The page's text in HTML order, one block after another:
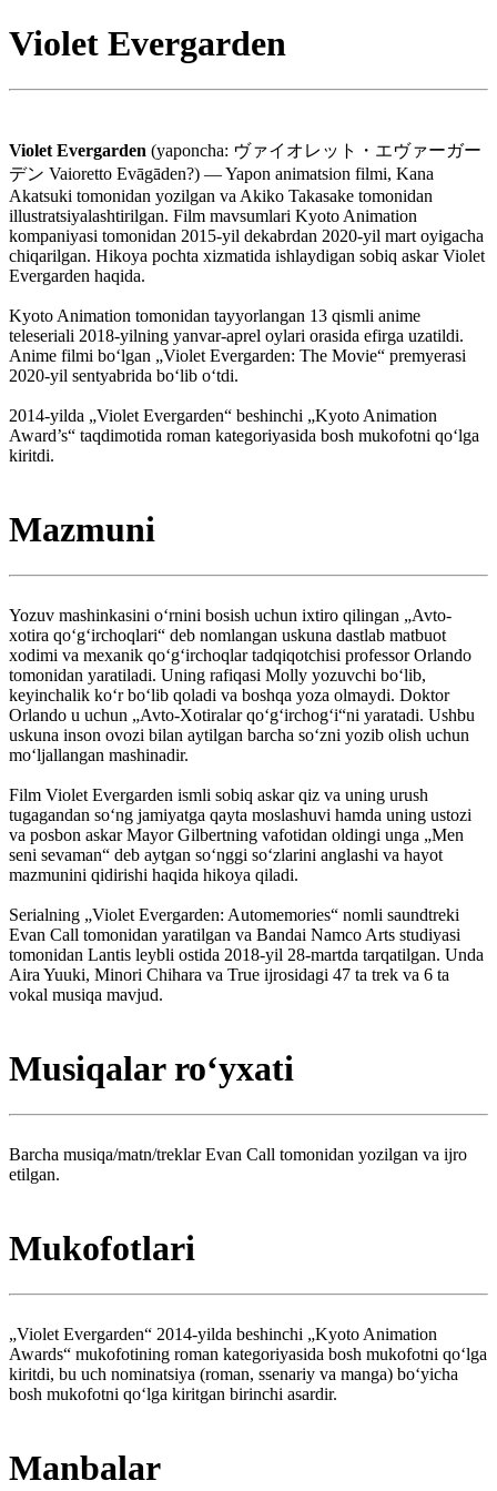
Violet Evergarden
Violet Evergarden (yaponcha: ヴァイオレット・エヴァーガー
デン Vaioretto Evāgāden?) — Yapon animatsion filmi, Kana
Akatsuki tomonidan yozilgan va Akiko Takasake tomonidan
illustratsiyalashtirilgan. Film mavsumlari Kyoto Animation
kompaniyasi tomonidan 2015-yil dekabrdan 2020-yil mart oyigacha
chiqarilgan. Hikoya pochta xizmatida ishlaydigan sobiq askar Violet
Evergarden haqida.
Kyoto Animation tomonidan tayyorlangan 13 qismli anime
teleseriali 2018-yilning yanvar-aprel oylari orasida efirga uzatildi.
Anime filmi boʻlgan „Violet Evergarden: The Movie“ premyerasi
2020-yil sentyabrida boʻlib oʻtdi.
2014-yilda „Violet Evergarden“ beshinchi „Kyoto Animation
Award’s“ taqdimotida roman kategoriyasida bosh mukofotni qoʻlga
kiritdi.
Mazmuni
Yozuv mashinkasini oʻrnini bosish uchun ixtiro qilingan „Avto-
xotira qoʻgʻirchoqlari“ deb nomlangan uskuna dastlab matbuot
xodimi va mexanik qoʻgʻirchoqlar tadqiqotchisi professor Orlando
tomonidan yaratiladi. Uning rafiqasi Molly yozuvchi boʻlib,
keyinchalik koʻr boʻlib qoladi va boshqa yoza olmaydi. Doktor
Orlando u uchun „Avto-Xotiralar qoʻgʻirchogʻi“ni yaratadi. Ushbu
uskuna inson ovozi bilan aytilgan barcha soʻzni yozib olish uchun
moʻljallangan mashinadir.
Film Violet Evergarden ismli sobiq askar qiz va uning urush
tugagandan soʻng jamiyatga qayta moslashuvi hamda uning ustozi
va posbon askar Mayor Gilbertning vafotidan oldingi unga „Men
seni sevaman“ deb aytgan soʻnggi soʻzlarini anglashi va hayot
mazmunini qidirishi haqida hikoya qiladi.
Serialning „Violet Evergarden: Automemories“ nomli saundtreki
Evan Call tomonidan yaratilgan va Bandai Namco Arts studiyasi
tomonidan Lantis leybli ostida 2018-yil 28-martda tarqatilgan. Unda
Aira Yuuki, Minori Chihara va True ijrosidagi 47 ta trek va 6 ta
vokal musiqa mavjud.
Musiqalar roʻyxati
Barcha musiqa/matn/treklar Evan Call tomonidan yozilgan va ijro
etilgan.
Mukofotlari
„Violet Evergarden“ 2014-yilda beshinchi „Kyoto Animation
Awards“ mukofotining roman kategoriyasida bosh mukofotni qoʻlga
kiritdi, bu uch nominatsiya (roman, ssenariy va manga) boʻyicha
bosh mukofotni qoʻlga kiritgan birinchi asardir.
Manbalar